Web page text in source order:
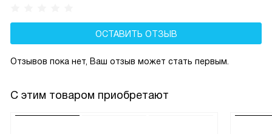
ОСТАВИТЬ ОТЗЫВ
Отзывов пока нет, Ваш отзыв может стать первым.
С этим товаром приобретают